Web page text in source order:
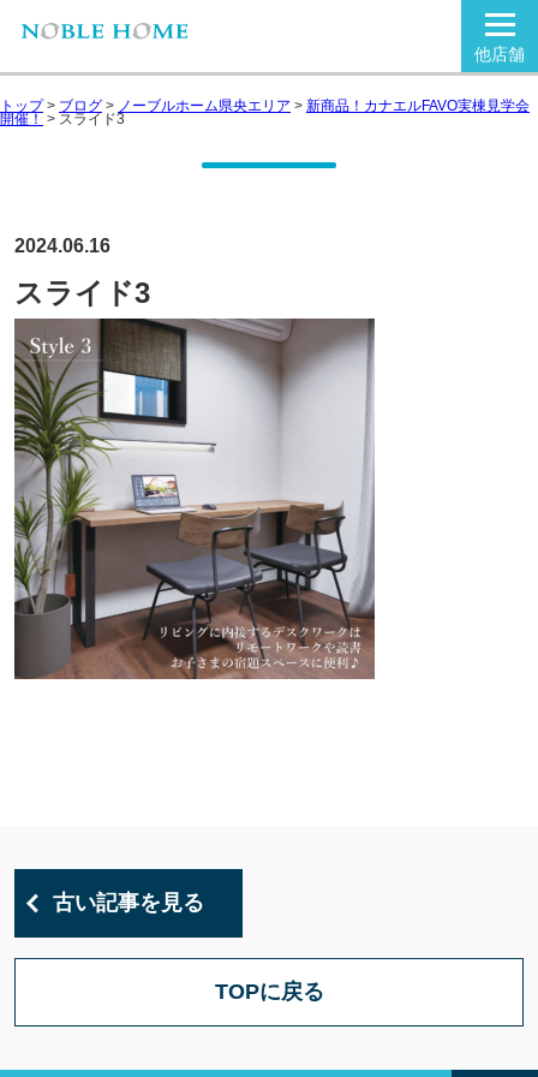
他店舗
トップ> ブログ > ノーブルホーム県央エリア > 新商品！カナエルFAVO実棟見学会
開催！ > スライド3
2024.06.16
スライド3
古い記事を見る
TOPに戻る